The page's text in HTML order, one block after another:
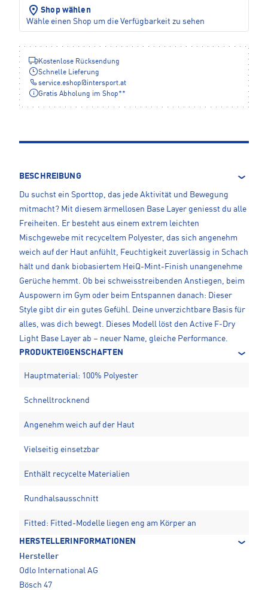
Shop wählen
Wähle einen Shop um die Verfügbarkeit zu sehen
Kostenlose Rücksendung
Schnelle Lieferung
service.eshop@intersport.at
Gratis Abholung im Shop**
BESCHREIBUNG
Du suchst ein Sporttop, das jede Aktivität und Bewegung
mitmacht? Mit diesem ärmellosen Base Layer geniesst du alle
Freiheiten. Er besteht aus einem extrem leichten
Mischgewebe mit recyceltem Polyester, das sich angenehm
weich auf der Haut anfühlt, Feuchtigkeit zuverlässig in Schach
hält und dank biobasiertem HeiQ-Mint-Finish unangenehme
Gerüche hemmt. Ob bei schweisstreibenden Anstiegen, beim
Auspowern im Gym oder beim Entspannen danach: Dieser
Style gibt dir ein gutes Gefühl. Deine unverzichtbare Basis für
alles, was dich bewegt. Dieses Modell löst den Active F‑Dry
Light Base Layer ab – neuer Name, gleiche Performance.
PRODUKTEIGENSCHAFTEN
Hauptmaterial: 100% Polyester
Schnelltrocknend
Angenehm weich auf der Haut
Vielseitig einsetzbar
Enthält recycelte Materialien
Rundhalsausschnitt
Fitted: Fitted-Modelle liegen eng am Körper an
HERSTELLERINFORMATIONEN
Hersteller
Odlo International AG
Bösch 47